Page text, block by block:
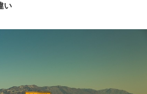
い